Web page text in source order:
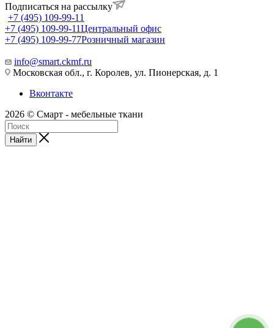
Подписаться на рассылку
+7 (495) 109-99-11
+7 (495) 109-99-11Центральный офис
+7 (495) 109-99-77Розничный магазин
info@smart.ckmf.ru
Московская обл., г. Королев, ул. Пионерская, д. 1
Вконтакте
2026 © Смарт - мебельные ткани
Найти